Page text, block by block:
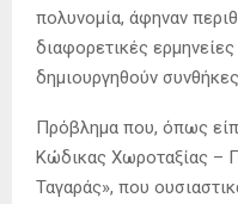
πολυνομία, άφηναν
διαφορετικές
δημιουργηθούν
Πρόβλημα που, όπως
Κώδικας Χωροταξίας –
Ταγαράς», που